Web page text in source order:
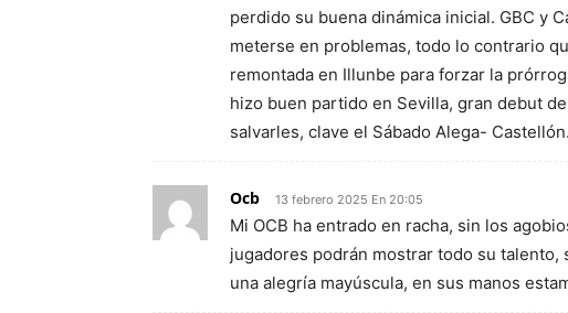
perdido su buena dinámica inicial. GBC y
meterse en problemas, todo lo contrario
remontada en Illunbe para forzar la
hizo buen partido en Sevilla, gran debut
salvarles, clave el Sábado Alega- Castellón.
Ocb 13 febrero 2025 En 20:05
Mi OCB ha entrado en racha, sin los
jugadores podrán mostrar todo su
una alegría mayúscula, en sus manos